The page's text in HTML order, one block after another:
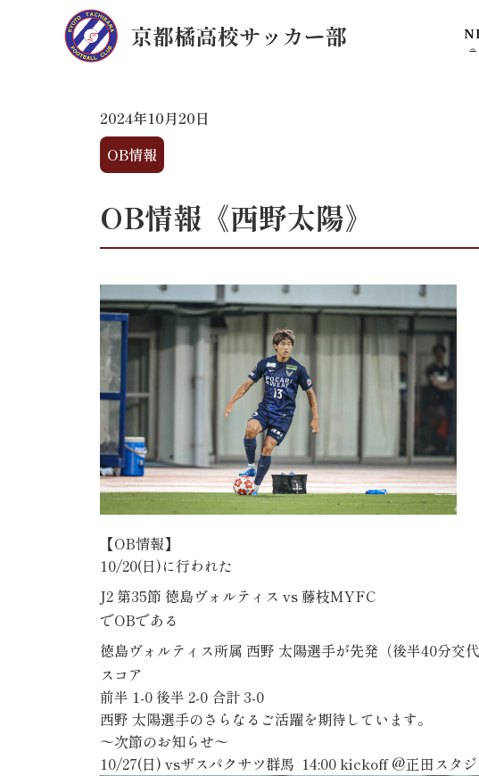
2024年10月20日
OB情報
OB情報《西野太陽》
【OB情報】
10/20(日)に行われた
J2 第35節 徳島ヴォルティス vs 藤枝MYFC
でOBである
徳島ヴォルティス所属 西野 太陽選手が先発（後半40分交
スコア
前半 1-0 後半 2-0 合計 3-0
西野 太陽選手のさらなるご活躍を期待しています。
〜次節のお知らせ〜
10/27(日) vsザスパクサツ群馬 14:00 kickoff @正田スタジ